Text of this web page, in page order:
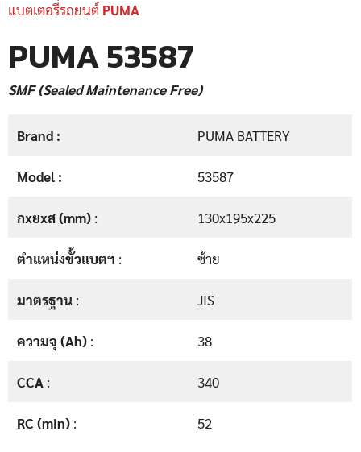
แบตเตอรี่รถยนต์ PUMA
PUMA 53587
SMF (Sealed Maintenance Free)
Brand : PUMA BATTERY
Model : 53587
กxยxส (mm) : 130x195x225
ตำแหน่งขั้วแบตฯ : ซ้าย
มาตรฐาน : JIS
ความจุ (Ah) : 38
CCA : 340
RC (min) : 52